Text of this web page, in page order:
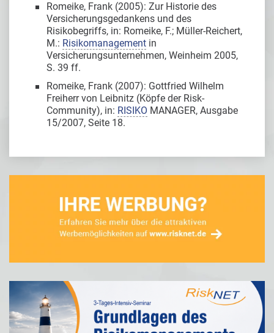
Romeike, Frank (2005): Zur Historie des
Versicherungsgedankens und des
Risikobegriffs, in: Romeike, F.; Müller-Reichert,
M.: Risikomanagement in
Versicherungsunternehmen, Weinheim 2005,
S. 39 ff.
Romeike, Frank (2007): Gottfried Wilhelm
Freiherr von Leibnitz (Köpfe der Risk-
Community), in: RISIKO MANAGER, Ausgabe
15/2007, Seite 18.